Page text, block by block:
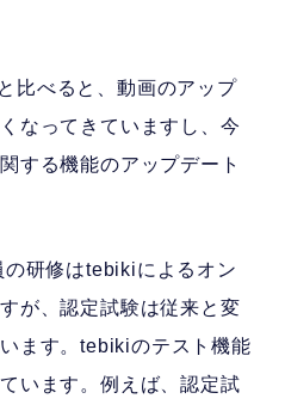
比べると、動画のアップ
なってきていますし、今
する機能のアップデート
の研修はtebikiによるオン
が、認定試験は従来と変
ます。tebikiのテスト機能
います。例えば、認定試